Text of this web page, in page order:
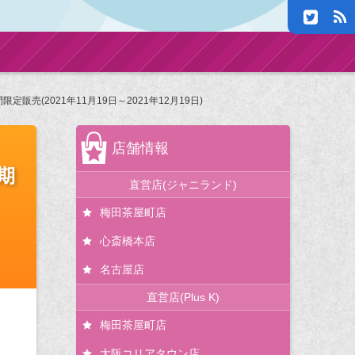
限定販売(2021年11月19日～2021年12月19日)
店舗情報
直営店(ジャニランド)
梅田茶屋町店
心斎橋本店
名古屋店
直営店(Plus K)
梅田茶屋町店